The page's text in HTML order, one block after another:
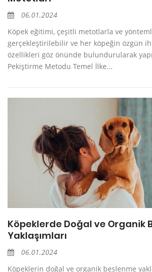
06.01.2024
Köpek eğitimi, çeşitli metotlarla ve
gerçekleştirilebilir ve her köpeğin özgün
özellikleri göz önünde bulundurularak
Pekiştirme Metodu Temel İlke...
Köpeklerde Doğal ve Organik
Yaklaşımları
06.01.2024
Köpeklerin doğal ve organik beslenme